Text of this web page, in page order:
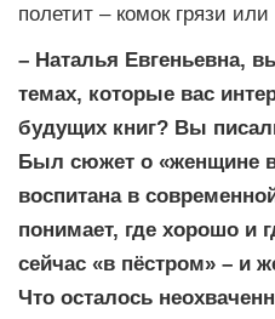
полетит – комок грязи или
– Наталья Евгеньевна,
темах, которые вас
будущих книг? Вы
Был сюжет о «женщине в
воспитана в
понимает, где хорошо и
сейчас «в пёстром» –
Что осталось